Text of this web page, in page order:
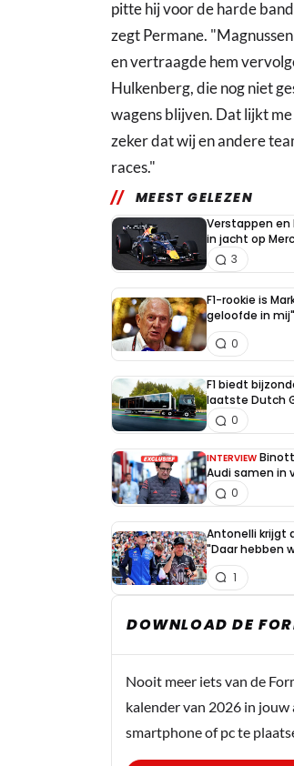
pitte hij voor de harde
zegt Permane.
en vertraagde hem
Hulkenberg, die nog niet
wagens blijven. Dat lijkt
zeker dat wij en andere
races."
MEEST GELEZEN
Verstappen en
in jacht op
3
F1-rookie is
geloofde in mij"
0
F1 biedt
laatste Dutch
0
INTERVIEW
Audi samen in
0
Antonelli krijgt
"Daar hebben
1
DOWNLOAD DE
Nooit meer iets van de
kalender van 2026 in
smartphone of pc te